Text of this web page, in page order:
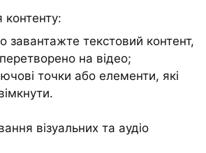
завантажте текстовий контент,
на відео;
точки або елементи, які
візуальних та аудіо